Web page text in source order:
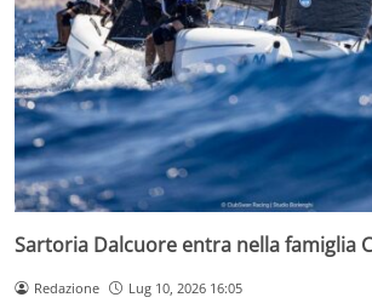
Sartoria Dalcuore entra nella famiglia
Redazione Lug 10, 2026 16:05